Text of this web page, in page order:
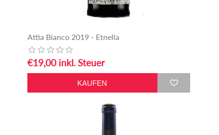
Attìa Bianco 2019 - Etnella
€19,00 inkl. Steuer